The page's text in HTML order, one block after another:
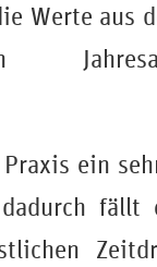
Werte aus
ein
fällt